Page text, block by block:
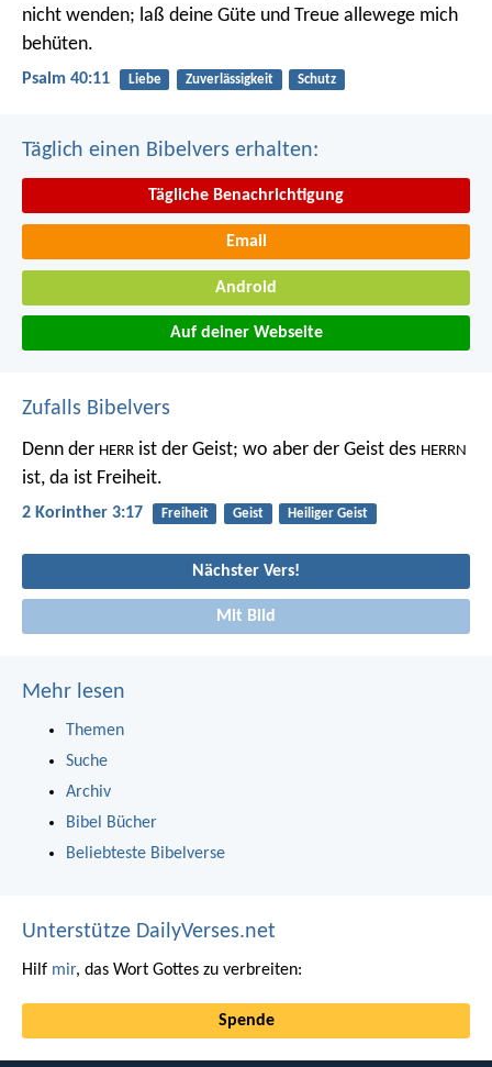
nicht wenden; laß deine Güte und Treue allewege mich
behüten.
Psalm 40:11 Liebe Zuverlässigkeit Schutz
Täglich einen Bibelvers erhalten:
Tägliche Benachrichtigung
Email
Android
Auf deiner Webseite
Zufalls Bibelvers
Denn der HERR ist der Geist; wo aber der Geist des HERRN
ist, da ist Freiheit.
2 Korinther 3:17 Freiheit Geist Heiliger Geist
Nächster Vers!
Mit Bild
Mehr lesen
Themen
Suche
Archiv
Bibel Bücher
Beliebteste Bibelverse
Unterstütze DailyVerses.net
Hilf mir, das Wort Gottes zu verbreiten:
Spende